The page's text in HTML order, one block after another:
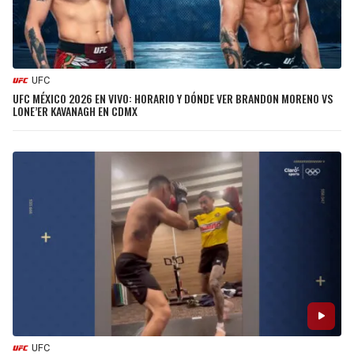
UFC
UFC MÉXICO 2026 EN VIVO: HORARIO Y DÓNDE VER BRANDON MORENO VS
LONE’ER KAVANAGH EN CDMX
UFC